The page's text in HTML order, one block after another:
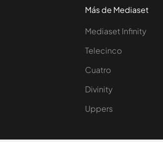
Más de Mediaset
Mediaset Infinity
Telecinco
Cuatro
Divinity
Uppers